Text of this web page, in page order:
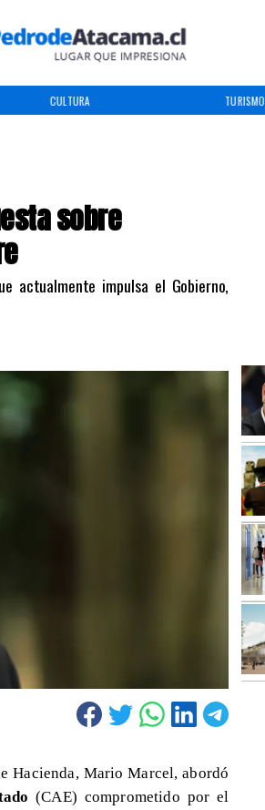
CULTURA TURISMO
sobre
actualmente impulsa el Gobierno,
Hacienda, Mario Marcel, abordó
(CAE) comprometido por el